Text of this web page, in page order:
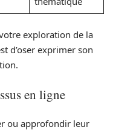
exploration de la
d’oser exprimer son
en ligne
ou approfondir leur